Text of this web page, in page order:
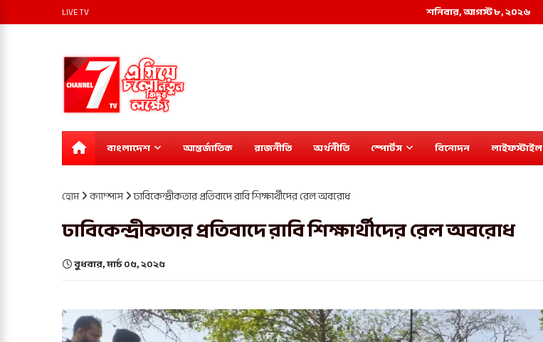
শনিবার, আগস্ট ৮, ২০২৬
LIVE TV
বাংলাদেশ আন্তর্জাতিক রাজনীতি অর্থনীতি স্পোর্টস বিনোদন লাইফস্টাইল
হোম ক্যাম্পাস ঢাবিকেন্দ্রীকতার প্রতিবাদে রাবি শিক্ষার্থীদের রেল অবরোধ
ঢাবিকেন্দ্রীকতার প্রতিবাদে রাবি শিক্ষার্থীদের রেল অবরোধ
বুধবার, মার্চ ০৫, ২০২৫